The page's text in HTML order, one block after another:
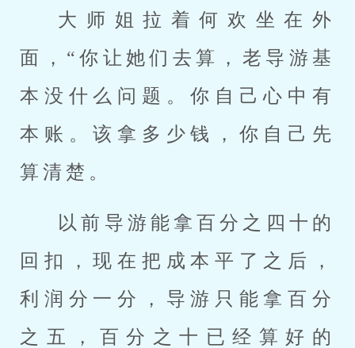
大师姐拉着何欢坐在外
面，“你让她们去算，老导游基
本没什么问题。你自己心中有
本账。该拿多少钱，你自己先
算清楚。
以前导游能拿百分之四十的
回扣，现在把成本平了之后，
利润分一分，导游只能拿百分
之五，百分之十已经算好的